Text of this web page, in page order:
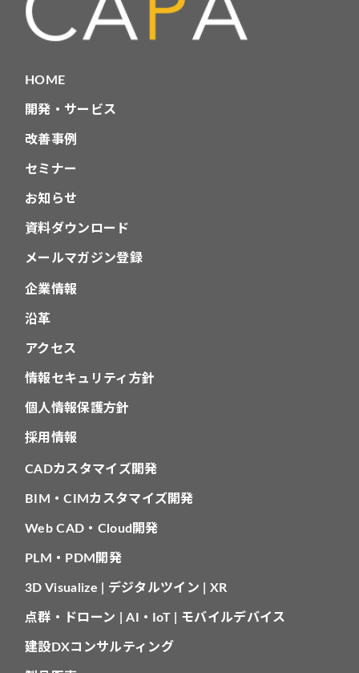
HOME
開発・サービス
改善事例
セミナー
お知らせ
資料ダウンロード
メールマガジン登録
企業情報
沿革
アクセス
情報セキュリティ方針
個人情報保護方針
採用情報
CADカスタマイズ開発
BIM・CIMカスタマイズ開発
Web CAD・Cloud開発
PLM・PDM開発
3D Visualize | デジタルツイン | XR
点群・ドローン | AI・IoT | モバイルデバイス
建設DXコンサルティング